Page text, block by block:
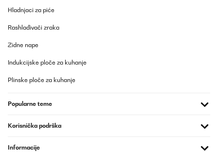
Hladnjaci za piće
Rashlađivači zraka
Zidne nape
Indukcijske ploče za kuhanje
Plinske ploče za kuhanje
Popularne teme
Korisnička podrška
Informacije